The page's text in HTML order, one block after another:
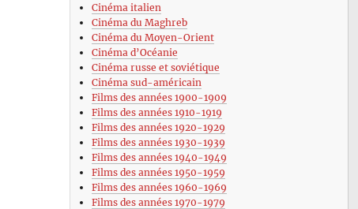
Cinéma italien
Cinéma du Maghreb
Cinéma du Moyen-Orient
Cinéma d’Océanie
Cinéma russe et soviétique
Cinéma sud-américain
Films des années 1900-1909
Films des années 1910-1919
Films des années 1920-1929
Films des années 1930-1939
Films des années 1940-1949
Films des années 1950-1959
Films des années 1960-1969
Films des années 1970-1979